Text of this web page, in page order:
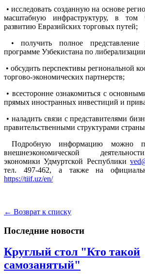
• исследовать созданную на основе
масштабную инфраструктуру, в том
развитию Евразийских торговых путей;
• получить полное представление
программе Узбекистана по
• обсудить перспективы региональной
торгово-экономических партнерств;
• всесторонне ознакомиться с
прямых иностранных инвестиций и
• наладить связи с представителями
правительственными структурами
Подробную информацию можно
внешнеэкономической
экономики Удмуртской Республики
тел. 497-462, а также на
https://tiif.uz/en/
← Возврат к списку
Последние новости
Круглый стол "Кто такой
самозанятый"